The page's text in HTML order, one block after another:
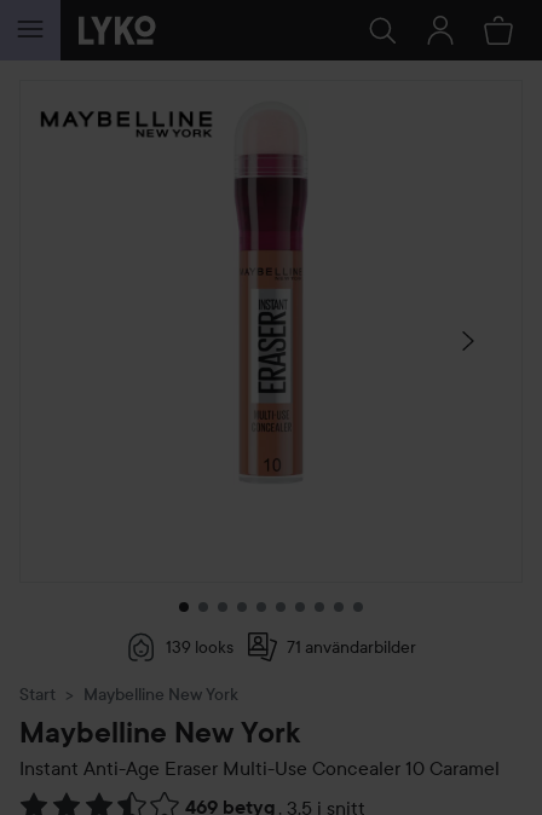
HOPPA TILL INNEHÅLLET
HOPPA ÖVER SEKTIONEN
139 looks 71 användarbilder
Start Maybelline New York
Maybelline New York
Instant Anti-Age Eraser Multi-Use Concealer 10 Caramel
469 betyg , 3.5 i snitt